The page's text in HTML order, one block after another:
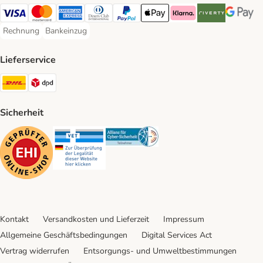
Visa Payment Method
Mastercard Payment Method
American Express Payment Method
Diners Club Payment Method
PayPal Payment Method
Apple Pay Payment Method
Klarna Payment Method
Riverty Payment
Google
Rechnung
Rechnung Payment Method
Bankeinzug
Bankeinzug Payment Method
Lieferservice
DHL Shipping Method
Sicherheit
Security Security Security
Kontakt Versandkosten und Lieferzeit
Impressum
Allgemeine Geschäftsbedingungen
Digital Services Act
Vertrag widerrufen
Entsorgungs- und Umweltbestimmungen